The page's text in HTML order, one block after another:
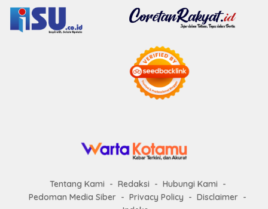
Tentang Kami Redaksi
Hubungi Kami
Pedoman Media Siber
Privacy Policy
Disclaimer